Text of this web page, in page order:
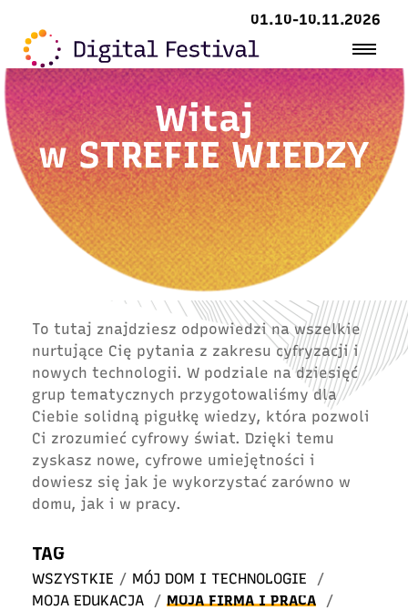
01.10-10.11.2026
Witaj
wSTREFIE WIEDZY
To tutaj znajdziesz odpowiedzi na wszelkie
nurtujące Cię pytania z zakresu cyfryzacji i
nowych technologii. W podziale na dziesięć
grup tematycznych przygotowaliśmy dla
Ciebie solidną pigułkę wiedzy, która pozwoli
Ci zrozumieć cyfrowy świat. Dzięki temu
zyskasz nowe, cyfrowe umiejętności i
dowiesz się jak je wykorzystać zarówno w
domu, jak i w pracy.
TAG
WSZYSTKIE / MÓJ DOM I TECHNOLOGIE
/
MOJA EDUKACJA
/ MOJA FIRMA I PRACA
/